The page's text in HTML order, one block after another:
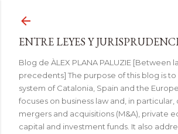
ENTRE LEYES Y
Blog de ÀLEX PLANA PALUZIE [Between
precedents] The purpose of this blog is
system of Catalonia, Spain and the
focuses on business law and, in
mergers and acquisitions (M&A), private
capital and investment funds. It also